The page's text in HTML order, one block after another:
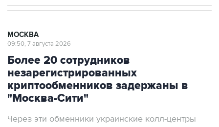
МОСКВА
09:50, 7 августа 2026
Более 20 сотрудников
незарегистрированных
криптообменников задержаны в
"Москва-Сити"
Через эти обменники украинские колл-центры